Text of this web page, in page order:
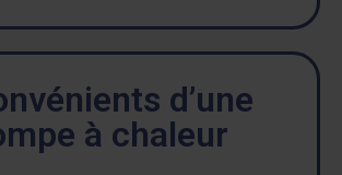
d’une
à chaleur